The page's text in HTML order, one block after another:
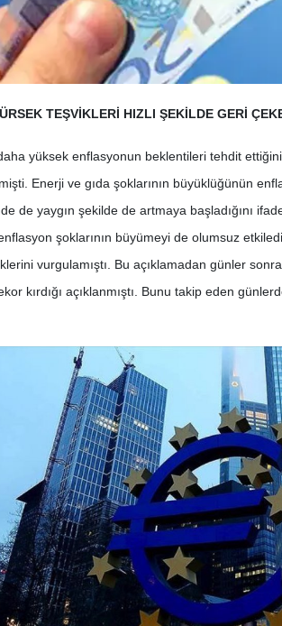
TEŞVİKLERİ HIZLI ŞEKİLDE GERİ
yüksek enflasyonun beklentileri tehdit
Enerji ve gıda şoklarının büyüklüğünün
de yaygın şekilde de artmaya başladığını
şoklarının büyümeyi de olumsuz
vurgulamıştı. Bu açıklamadan günler
kırdığı açıklanmıştı. Bunu takip eden